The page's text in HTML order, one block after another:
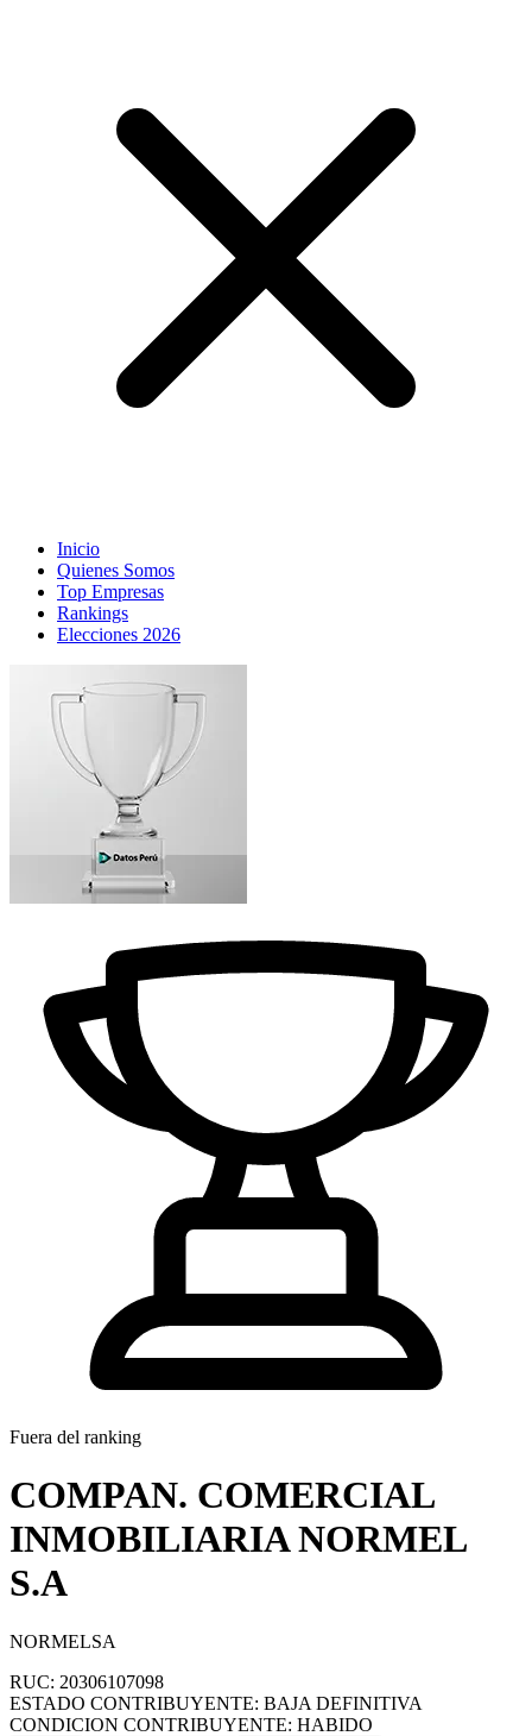
Inicio
Quienes Somos
Top Empresas
Rankings
Elecciones 2026
Fuera del ranking
COMPAN. COMERCIAL
INMOBILIARIA NORMEL
S.A
NORMELSA
RUC: 20306107098
ESTADO CONTRIBUYENTE: BAJA DEFINITIVA
CONDICION CONTRIBUYENTE: HABIDO